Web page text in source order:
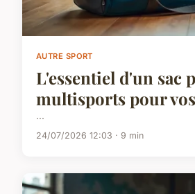
AUTRE SPORT
L'essentiel d'un sac
multisports pour
...
24/07/2026 12:03 · 9 min